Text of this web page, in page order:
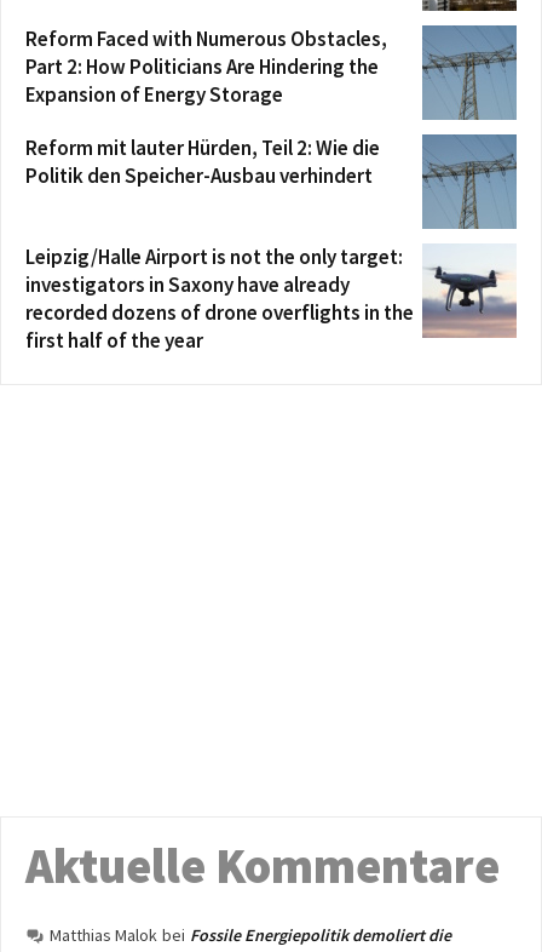
Reform Faced with Numerous Obstacles,
Part 2: How Politicians Are Hindering the
Expansion of Energy Storage
Reform mit lauter Hürden, Teil 2: Wie die
Politik den Speicher-Ausbau verhindert
Leipzig/Halle Airport is not the only target:
investigators in Saxony have already
recorded dozens of drone overflights in the
first half of the year
Aktuelle Kommentare
Matthias Malok bei Fossile Energiepolitik demoliert die